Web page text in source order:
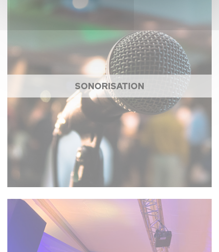
SONORISATION